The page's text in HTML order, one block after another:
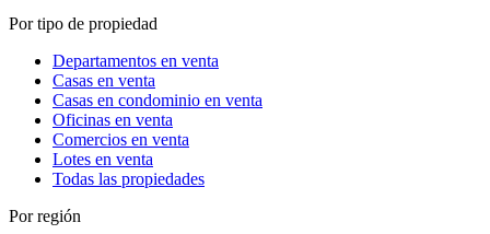
Por tipo de propiedad
Departamentos en venta
Casas en venta
Casas en condominio en venta
Oficinas en venta
Comercios en venta
Lotes en venta
Todas las propiedades
Por región